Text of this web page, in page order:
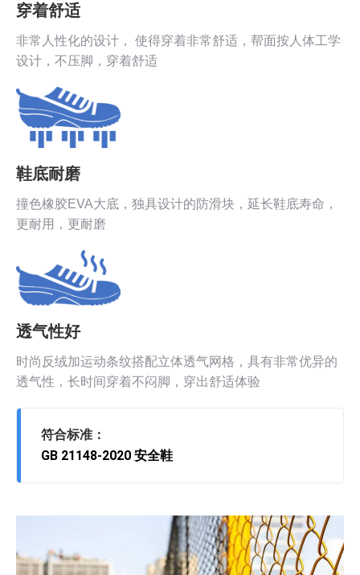
穿着舒适
非常人性化的设计， 使得穿着非常舒适，帮面按人体工学
设计，不压脚，穿着舒适
鞋底耐磨
撞色橡胶EVA大底，独具设计的防滑块，延长鞋底寿命，
更耐用，更耐磨
透气性好
时尚反绒加运动条纹搭配立体透气网格，具有非常优异的
透气性，长时间穿着不闷脚，穿出舒适体验
符合标准：
GB 21148-2020 安全鞋